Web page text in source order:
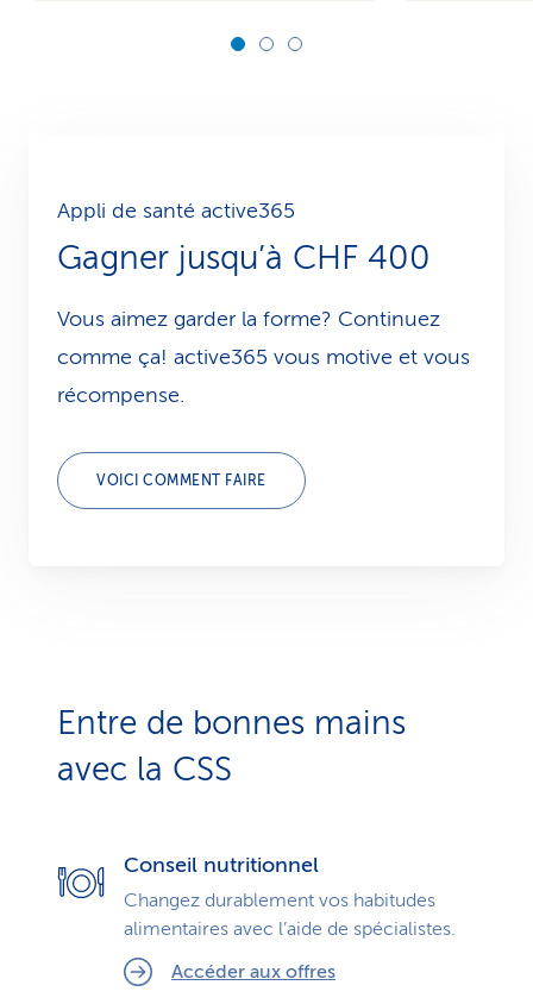
Appli de santé active365
Gagner jusqu’à CHF 400
Vous aimez garder la forme? Continuez
comme ça! active365 vous motive et vous
récompense.
VOICI COMMENT FAIRE
Entre de bonnes mains
avec la CSS
Conseil nutritionnel
Changez durablement vos habitudes
alimentaires avec l’aide de spécialistes.
Accéder aux offres